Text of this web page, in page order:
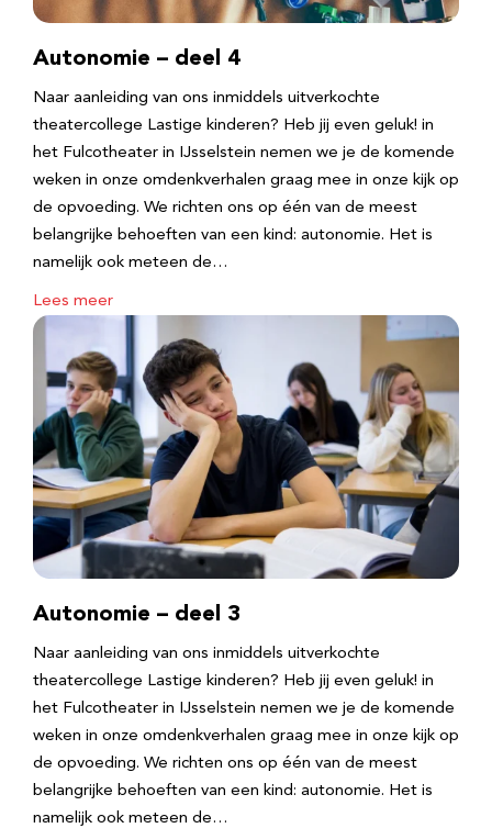
Autonomie – deel 4
Naar aanleiding van ons inmiddels uitverkochte
theatercollege Lastige kinderen? Heb jij even geluk! in
het Fulcotheater in IJsselstein nemen we je de komende
weken in onze omdenkverhalen graag mee in onze kijk op
de opvoeding. We richten ons op één van de meest
belangrijke behoeften van een kind: autonomie. Het is
namelijk ook meteen de…
Lees meer
Autonomie – deel 3
Naar aanleiding van ons inmiddels uitverkochte
theatercollege Lastige kinderen? Heb jij even geluk! in
het Fulcotheater in IJsselstein nemen we je de komende
weken in onze omdenkverhalen graag mee in onze kijk op
de opvoeding. We richten ons op één van de meest
belangrijke behoeften van een kind: autonomie. Het is
namelijk ook meteen de…